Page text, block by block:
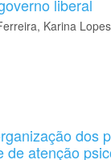
liberal
Karina
dos
de atenção